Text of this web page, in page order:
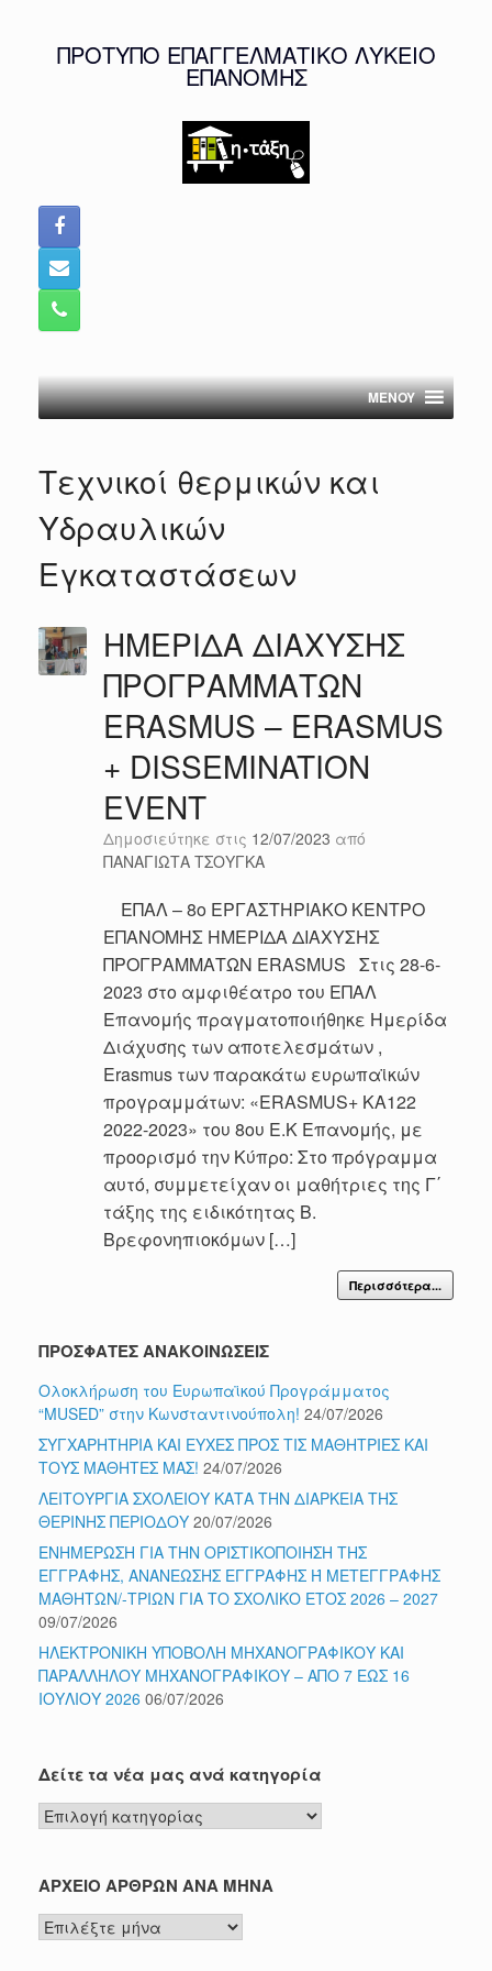
ΠΡΟΤΥΠΟ ΕΠΑΓΓΕΛΜΑΤΙΚΟ ΛΥΚΕΙΟ
ΕΠΑΝΟΜΗΣ
MENOY
Τεχνικοί θερμικών και
Υδραυλικών
Εγκαταστάσεων
ΗΜΕΡΙΔΑ ΔΙΑΧΥΣΗΣ
ΠΡΟΓΡΑΜΜΑΤΩΝ
ERASMUS – ERASMUS
+ DISSEMINATION
EVENT
Δημοσιεύτηκε στις 12/07/2023 από
ΠΑΝΑΓΙΩΤΑ ΤΣΟΥΓΚΑ
ΕΠΑΛ – 8ο ΕΡΓΑΣΤΗΡΙΑΚΟ ΚΕΝΤΡΟ
ΕΠΑΝΟΜΗΣ ΗΜΕΡΙΔΑ ΔΙΑΧΥΣΗΣ
ΠΡΟΓΡΑΜΜΑΤΩΝ ERASMUS Στις 28-6-
2023 στο αμφιθέατρο του ΕΠΑΛ
Επανομής πραγματοποιήθηκε Ημερίδα
Διάχυσης των αποτελεσμάτων ,
Erasmus των παρακάτω ευρωπαϊκών
προγραμμάτων: «ERASMUS+ KA122
2022-2023» του 8ου Ε.Κ Επανομής, με
προορισμό την Κύπρο: Στο πρόγραμμα
αυτό, συμμετείχαν οι μαθήτριες της Γ΄
τάξης της ειδικότητας Β.
Βρεφονηπιοκόμων […]
Περισσότερα...
ΠΡΟΣΦΑΤΕΣ ΑΝΑΚΟΙΝΩΣΕΙΣ
Ολοκλήρωση του Ευρωπαϊκού Προγράμματος
“MUSED” στην Κωνσταντινούπολη! 24/07/2026
ΣΥΓΧΑΡΗΤΗΡΙΑ ΚΑΙ ΕΥΧΕΣ ΠΡΟΣ ΤΙΣ ΜΑΘΗΤΡΙΕΣ ΚΑΙ
ΤΟΥΣ ΜΑΘΗΤΕΣ ΜΑΣ! 24/07/2026
ΛΕΙΤΟΥΡΓΙΑ ΣΧΟΛΕΙΟΥ ΚΑΤΑ ΤΗΝ ΔΙΑΡΚΕΙΑ ΤΗΣ
ΘΕΡΙΝΗΣ ΠΕΡΙΟΔΟΥ 20/07/2026
ΕΝΗΜΕΡΩΣΗ ΓΙΑ ΤΗΝ ΟΡΙΣΤΙΚΟΠΟΙΗΣΗ ΤΗΣ
ΕΓΓΡΑΦΗΣ, ΑΝΑΝΕΩΣΗΣ ΕΓΓΡΑΦΗΣ Ή ΜΕΤΕΓΓΡΑΦΗΣ
ΜΑΘΗΤΩΝ/-ΤΡΙΩΝ ΓΙΑ ΤΟ ΣΧΟΛΙΚΟ ΕΤΟΣ 2026 – 2027
09/07/2026
ΗΛΕΚΤΡΟΝΙΚΗ ΥΠΟΒΟΛΗ ΜΗΧΑΝΟΓΡΑΦΙΚΟΥ ΚΑΙ
ΠΑΡΑΛΛΗΛΟΥ ΜΗΧΑΝΟΓΡΑΦΙΚΟΥ – ΑΠΟ 7 ΕΩΣ 16
ΙΟΥΛΙΟΥ 2026 06/07/2026
Δείτε τα νέα μας ανά κατηγορία
Δείτε
τα
μας
κατηγορία
ΑΡΧΕΙΟ ΑΡΘΡΩΝ ΑΝΑ ΜΗΝΑ
ΑΡΧΕΙΟ
ΑΡΘΡΩΝ